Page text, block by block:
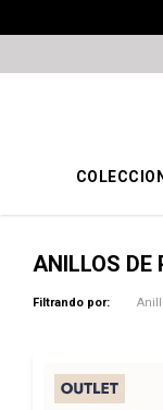
ANILLOS DE
Filtrando por: